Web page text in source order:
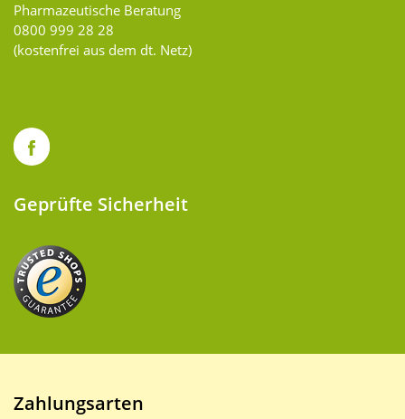
Pharmazeutische Beratung
0800 999 28 28
(kostenfrei aus dem dt. Netz)
Geprüfte Sicherheit
Zahlungsarten